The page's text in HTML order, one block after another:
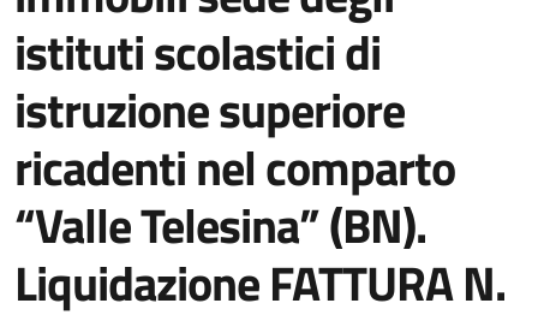
istituti scolastici di
istruzione superiore
ricadenti nel comparto
“Valle Telesina” (BN).
Liquidazione FATTURA N.